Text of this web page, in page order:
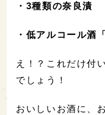
・3種類の奈良漬
・低アルコール酒
え！？これだけ付
でしょう！
おいしいお酒に、